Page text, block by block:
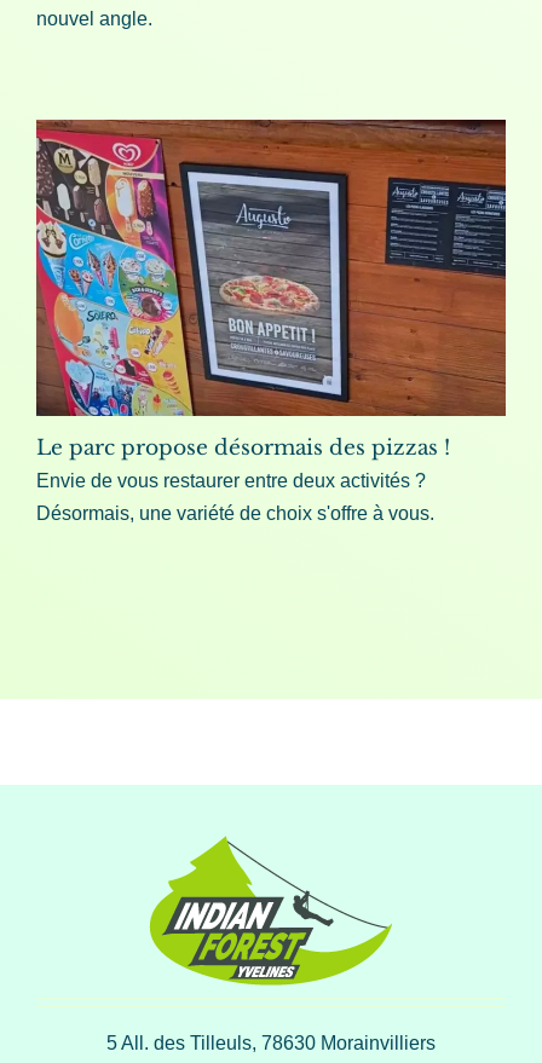
nouvel angle.
Le parc propose désormais des pizzas !
Envie de vous restaurer entre deux activités ?
Désormais, une variété de choix s'offre à vous.
5 All. des Tilleuls, 78630 Morainvilliers